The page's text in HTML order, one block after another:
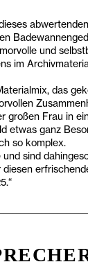
und
im
das
großen Frau in
etwas ganz
so komplex.
sind